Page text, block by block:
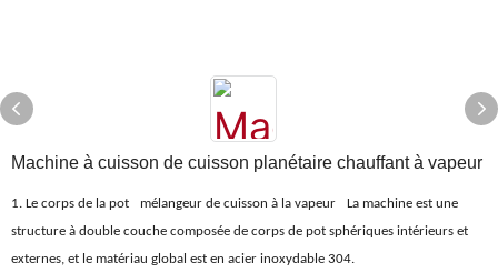
Machine à cuisson de cuisson planétaire chauffant à vapeur
1. Le corps de la pot mélangeur de cuisson à la vapeur
La machine est une
structure à double couche composée de corps de pot sphériques intérieurs et
externes, et le matériau global est en acier inoxydable 304.